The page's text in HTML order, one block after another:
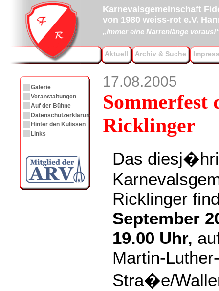
Karnevalsgemeinschaft
von 1980 weiss-rot e.V.
„Immer eine Narrenlänge
Aktuell Archiv & Suche
17.08.2005
Sommerfest
Ricklinger
Das
Ricklinger
September
19.00 Uhr,
Martin-
Stra�e/
Galerie
Veranstaltungen
Auf der Bühne
Datenschutzerklärung
Hinter den Kulissen
Links